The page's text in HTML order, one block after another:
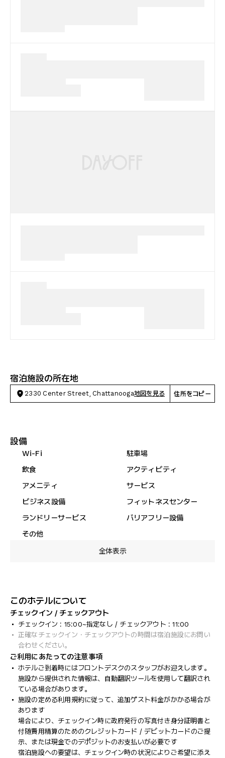
宿泊施設の所在地
2330 Center Street, Chattanooga地図を見る 住所をコピー
設備
Wi-Fi
駐車場
飲食
アクティビティ
アメニティ
サービス
ビジネス設備
フィットネスセンター
ランドリーサービス
バリアフリー設備
その他
全体表示
このホテルについて
チェックイン / チェックアウト
チェックイン : 15:00~指定なし / チェックアウト : 11:00
正確なチェックイン・チェックアウトの時間は宿泊施設にお問い
合わせください。
ご利用にあたっての注意事項
ホテルご到着時にはフロントデスクのスタッフがお迎えします。
施設から提供された情報は、自動翻訳ツールを使用して翻訳され
ている場合があります。
施設の定める利用規約に従って、追加ゲスト料金がかかる場合が
あります
場合により、チェックイン時に政府発行の写真付き身分証明書と
付随費用精算のためのクレジットカード / デビットカードのご提
示、または現金でのデポジットのお支払いが必要です
宿泊施設への要望は、チェックイン時の状況によりご希望に添え